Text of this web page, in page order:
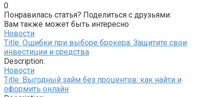
0
Понравилась статья? Поделиться с друзьями:
Вам также может быть интересно
Новости
Title: Ошибки при выборе брокера: Защитите свои
инвестиции и средства
Description:
Новости
Title: Выгодный займ без процентов: как найти и
оформить онлайн